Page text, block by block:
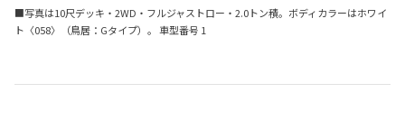
■写真は10尺デッキ・2WD・フルジャストロー・2.0トン積。ボディカラーはホワイ
ト〈058〉（鳥居：Gタイプ）。 車型番号 1